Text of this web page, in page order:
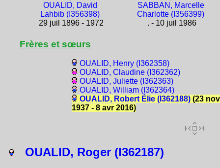
OUALID, David
Lahbib (I356398)
29 juil 1896 - 1972
SABBAN, Marcelle
Charlotte (I356399)
. - 10 juil 1986
Frères et sœurs
OUALID, Henry (I362358)
OUALID, Claudine (I362362)
OUALID, Juliette (I362363)
OUALID, William (I362364)
OUALID, Robert Élie (I362188)(23 nov
1937 - 8 avr 2016)
OUALID, Roger (I362187)